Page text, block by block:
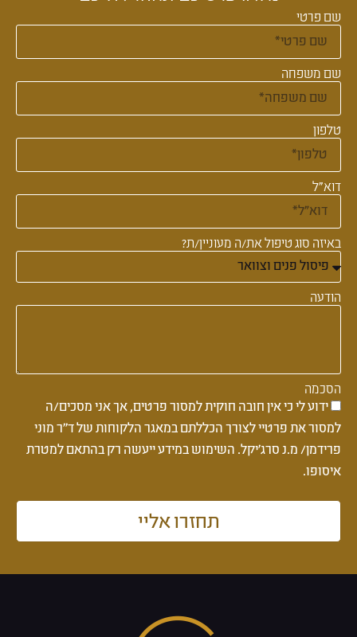
שם פרטי
שם משפחה
טלפון
דוא"ל
באיזה סוג טיפול את/ה מעוניין/ת?
הודעה
הסכמה
ידוע לי כי אין חובה חוקית למסור פרטים, אך אני מסכים/ה
למסור את פרטיי לצורך הכללתם במאגר הלקוחות של ד''ר מוני
פרידמן/ מ.נ סרג'יקל. השימוש במידע ייעשה רק בהתאם למטרת
איסופו.
תחזרו אליי